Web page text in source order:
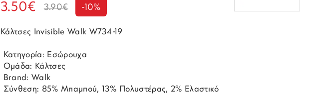
3.50€ 3.90€ -10%
Κάλτσες Invisible Walk W734-19
 Κατηγορία: Εσώρουχα
 Ομάδα: Κάλτσες
 Brand: Walk
 Σύνθεση: 85% Μπαμπού, 13% Πολυστέρας, 2% Ελαστικό